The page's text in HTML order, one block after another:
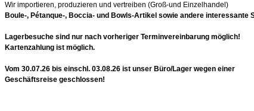
Wir importieren, produzieren und vertreiben (Groß-und Einzelhandel)
Boule-, Pétanque-, Boccia- und Bowls-Artikel sowie andere interessante
Lagerbesuche sind nur nach vorheriger Terminvereinbarung möglich!
Kartenzahlung ist möglich.
Vom 30.07.26 bis einschl. 03.08.26 ist unser Büro/Lager wegen einer
Geschäftsreise geschlossen!